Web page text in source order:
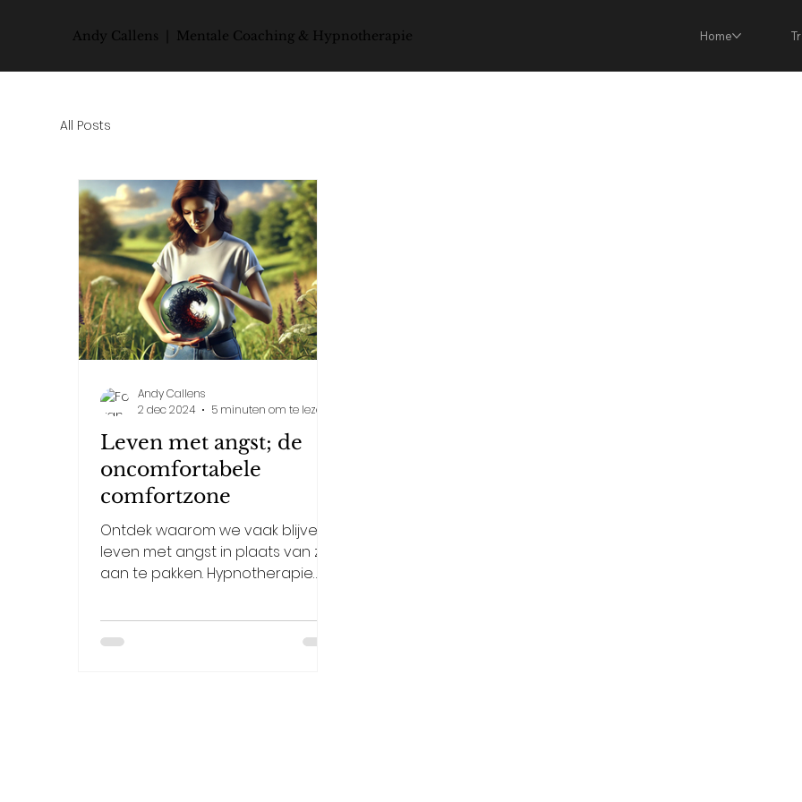
Andy Callens | Mentale Coaching & Hypnotherapie Home
All Posts
Leven met angst; de
oncomfortabele
comfortzone
Ontdek waarom we vaak blijven
leven met angst in plaats van ze
aan te pakken. Hypnotherapie
pakken.
Andy Callens
2 dec 2024